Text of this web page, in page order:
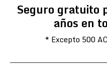
Seguro gratuito
años en
* Excepto 500